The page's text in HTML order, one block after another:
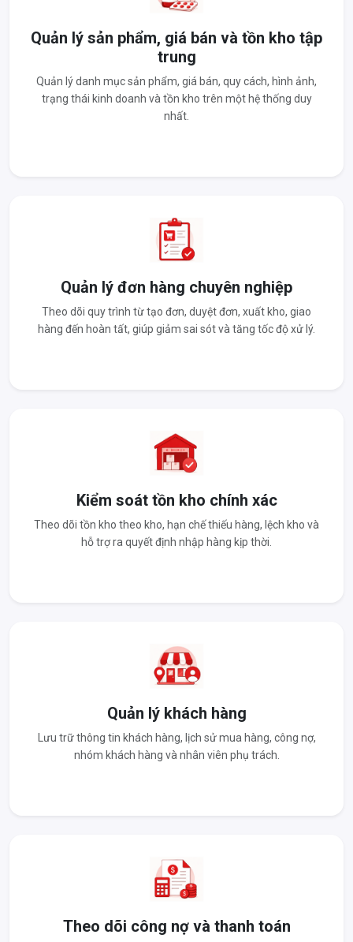
Quản lý sản phẩm, giá bán và tồn kho tập
trung
Quản lý danh mục sản phẩm, giá bán, quy cách, hình ảnh,
trạng thái kinh doanh và tồn kho trên một hệ thống duy
nhất.
Quản lý đơn hàng chuyên nghiệp
Theo dõi quy trình từ tạo đơn, duyệt đơn, xuất kho, giao
hàng đến hoàn tất, giúp giảm sai sót và tăng tốc độ xử lý.
Kiểm soát tồn kho chính xác
Theo dõi tồn kho theo kho, hạn chế thiếu hàng, lệch kho và
hỗ trợ ra quyết định nhập hàng kịp thời.
Quản lý khách hàng
Lưu trữ thông tin khách hàng, lịch sử mua hàng, công nợ,
nhóm khách hàng và nhân viên phụ trách.
Theo dõi công nợ và thanh toán